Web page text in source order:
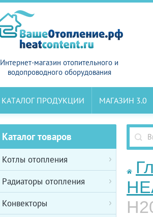
Интернет-магазин отопительного и
водопроводного оборудования
КАТАЛОГ ПРОДУКЦИИ МАГАЗИН 3.0
Каталог товаров
Котлы отопления
Радиаторы отопления
Конвекторы